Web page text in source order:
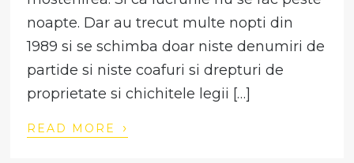
noapte. Dar au trecut multe nopti din
1989 si se schimba doar niste denumiri de
partide si niste coafuri si drepturi de
proprietate si chichitele legii […]
READ MORE ›